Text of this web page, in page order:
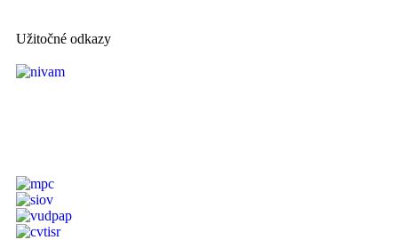
Užitočné odkazy